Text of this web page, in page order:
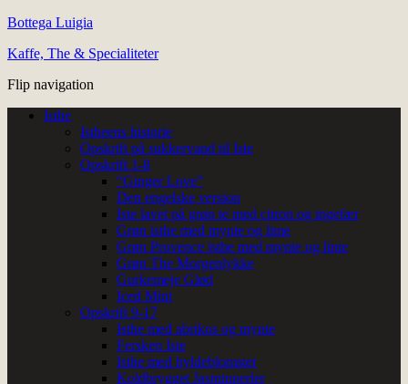
Bottega Luigia
Kaffe, The & Specialiteter
Flip navigation
Isthe
Istheens historie
Opskrift på sukkervand til Iste
Opskrift 1-8
“Ginger Love”
Den engelske version
Iste lavet på grøn te med citron og ingefær
Grøn isthe med mynte og lime
Grøn Provence isthe med mynte og lime
Grøn The Morgenlykke
Gurkemeje Glød
Iced Mint
Opskrift 9-17
Isthe med abrikos og mynte
Fersken Iste
Isthe med hyldeblomster
Koldbrygget Jasminperler